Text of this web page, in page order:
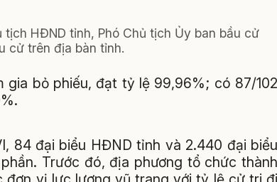
HĐND tỉnh, Phó Chủ tịch Ủy ban bầu cử
cử trên địa bàn tỉnh.
bỏ phiếu, đạt tỷ lệ 99,96%; có 87/102
84 đại biểu HĐND tỉnh và 2.440 đại biểu
Trước đó, địa phương tổ chức thành